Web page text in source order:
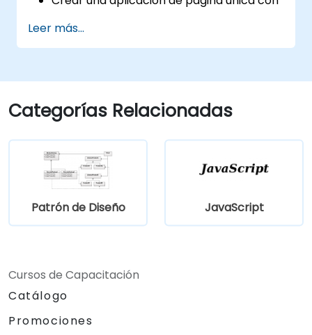
Vuetify.js.
Leer más...
Categorías Relacionadas
Patrón de Diseño JavaScript
Cursos de Capacitación
Catálogo
Promociones